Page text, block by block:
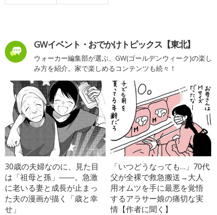
GWイベント・おでかけトピックス【東北】
ウォーカー編集部が選ぶ、GW(ゴールデンウィーク)の楽し
み方を紹介。家で楽しめるコンテンツも続々！
30歳の夫婦なのに、見た目
は「祖母と孫」――。急激
に老いる妻と成長が止まっ
た夫の漫画が描く「歳と幸
せ」
「いつどうなっても…」70代
父が全裸で救急搬送→大人
用オムツを手に最悪を覚悟
するアラサー娘の痛切な実
情【作者に聞く】